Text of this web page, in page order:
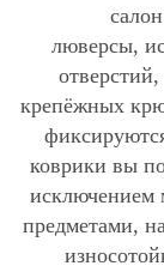
люверсы,
крепёжных
коврики вы
исключением
предметами,